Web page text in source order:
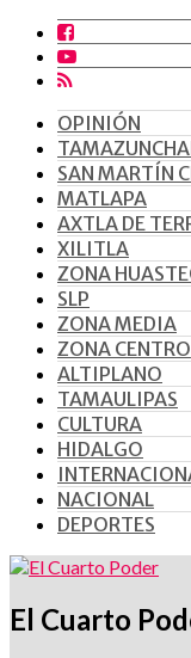
OPINIÓN
SAN MARTÍN
MATLAPA
AXTLA DE
XILITLA
ZONA
SLP
ZONA MEDIA
ZONA CENTRO
ALTIPLANO
TAMAULIPAS
CULTURA
HIDALGO
NACIONAL
DEPORTES
El Cuarto